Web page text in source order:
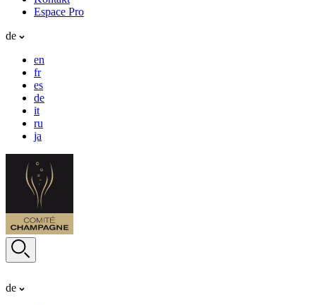
Espace Pro
de
en
fr
es
de
it
ru
ja
de